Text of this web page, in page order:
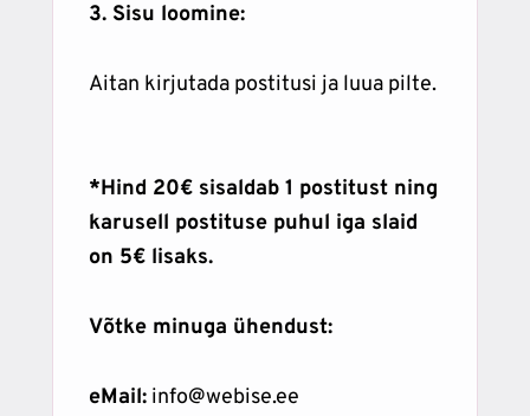
3. Sisu loomine:
Aitan kirjutada postitusi ja luua pilte.
*Hind 20€ sisaldab 1 postitust ning
karusell postituse puhul iga slaid
on 5€ lisaks.
Võtke minuga ühendust:
eMail: info@webise.ee